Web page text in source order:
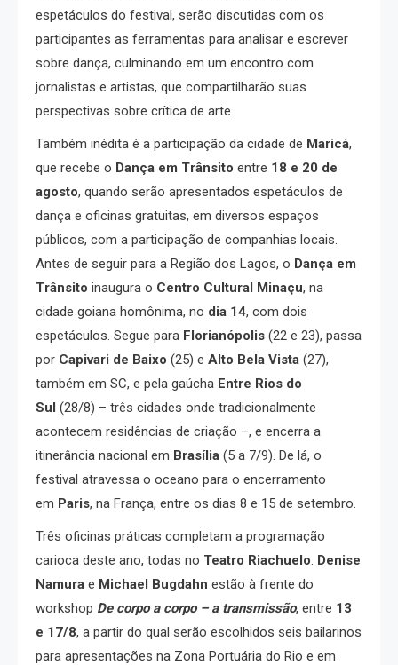
espetáculos do festival, serão discutidas com os
participantes as ferramentas para analisar e escrever
sobre dança, culminando em um encontro com
jornalistas e artistas, que compartilharão suas
perspectivas sobre crítica de arte.
Também inédita é a participação da cidade de Maricá,
que recebe o Dança em Trânsito entre 18 e 20 de
agosto, quando serão apresentados espetáculos de
dança e oficinas gratuitas, em diversos espaços
públicos, com a participação de companhias locais.
Antes de seguir para a Região dos Lagos, o Dança em
Trânsito inaugura o Centro Cultural Minaçu, na
cidade goiana homônima, no dia 14, com dois
espetáculos. Segue para Florianópolis (22 e 23), passa
por Capivari de Baixo (25) e Alto Bela Vista (27),
também em SC, e pela gaúcha Entre Rios do
Sul (28/8) – três cidades onde tradicionalmente
acontecem residências de criação –, e encerra a
itinerância nacional em Brasília (5 a 7/9). De lá, o
festival atravessa o oceano para o encerramento
em Paris, na França, entre os dias 8 e 15 de setembro.
Três oficinas práticas completam a programação
carioca deste ano, todas no Teatro Riachuelo. Denise
Namura e Michael Bugdahn estão à frente do
workshop De corpo a corpo – a transmissão, entre 13
e 17/8, a partir do qual serão escolhidos seis bailarinos
para apresentações na Zona Portuária do Rio e em